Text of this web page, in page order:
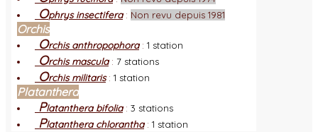
Ophrys insectifera: Non revu depuis 1981
Orchis
Orchis anthropophora: 1 station
Orchis mascula: 7 stations
Orchis militaris: 1 station
Platanthera
Platanthera bifolia: 3 stations
Platanthera chlorantha: 1 station